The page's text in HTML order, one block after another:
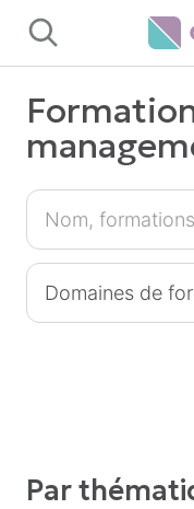
Panneau de gestion
Par